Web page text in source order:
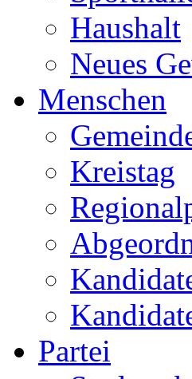
Haushalt
Neues
Menschen
Kreistag
Partei